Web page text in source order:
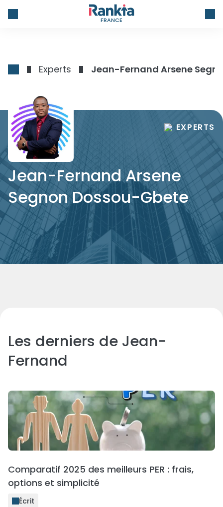
FRANCE
Experts Jean-Fernand Arsene
EXPERTS
Jean-Fernand Arsene
Segnon Dossou-Gbete
Les derniers de Jean-
Fernand
Comparatif 2025 des meilleurs PER : frais,
options et simplicité
Écrit